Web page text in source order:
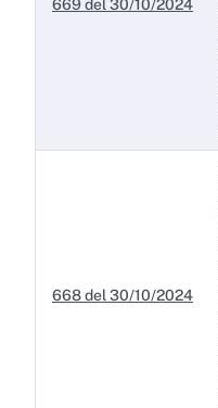
669 del 30/10/2024
668 del 30/10/2024